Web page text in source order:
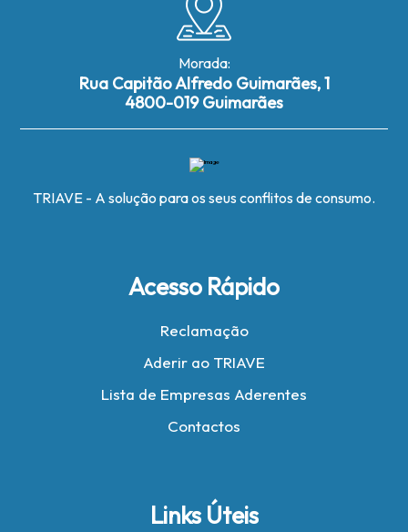
Morada:
Rua Capitão Alfredo Guimarães, 1
4800-019 Guimarães
TRIAVE - A solução para os seus conflitos de consumo.
Acesso Rápido
Reclamação
Aderir ao TRIAVE
Lista de Empresas Aderentes
Contactos
Links Úteis